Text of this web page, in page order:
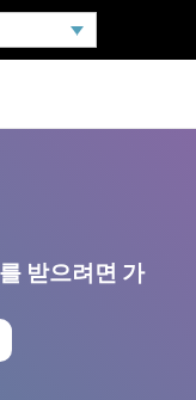
받으려면 가